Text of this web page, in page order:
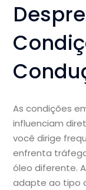
As condições
influenciam
você dirige
enfrenta
óleo diferente.
adapte ao tipo